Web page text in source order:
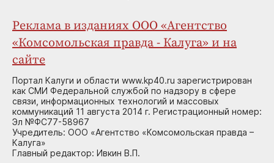
Реклама в изданиях ООО «Агентство
«Комсомольская правда - Калуга» и на
сайте
Портал Калуги и области www.kp40.ru зарегистрирован
как СМИ Федеральной службой по надзору в сфере
связи, информационных технологий и массовых
коммуникаций 11 августа 2014 г. Регистрационный номер:
Эл №ФС77-58967
Учредитель: ООО «Агентство «Комсомольская правда –
Калуга»
Главный редактор: Ивкин В.П.